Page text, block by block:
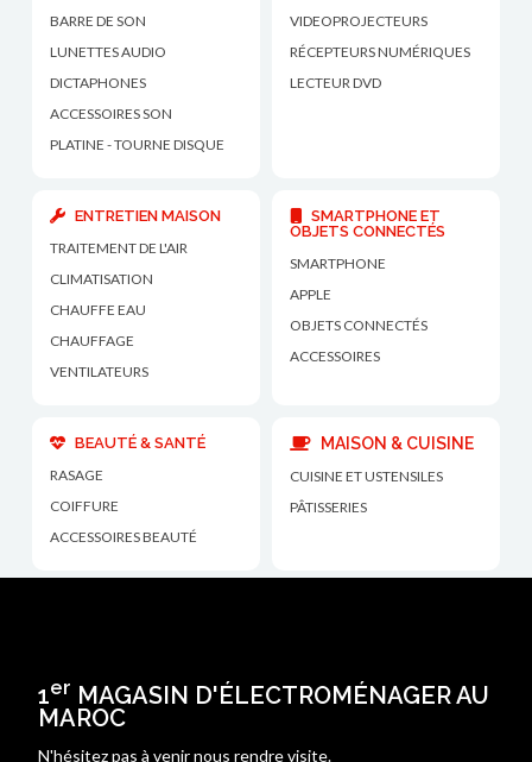
BARRE DE SON
LUNETTES AUDIO
DICTAPHONES
ACCESSOIRES SON
PLATINE - TOURNE DISQUE
VIDEOPROJECTEURS
RÉCEPTEURS NUMÉRIQUES
LECTEUR DVD
ENTRETIEN MAISON
TRAITEMENT DE L'AIR
CLIMATISATION
CHAUFFE EAU
CHAUFFAGE
VENTILATEURS
SMARTPHONE ET
OBJETS CONNECTÉS
SMARTPHONE
APPLE
OBJETS CONNECTÉS
ACCESSOIRES
BEAUTÉ & SANTÉ
RASAGE
COIFFURE
ACCESSOIRES BEAUTÉ
MAISON & CUISINE
CUISINE ET USTENSILES
PÂTISSERIES
1er MAGASIN D'ÉLECTROMÉNAGER AU
MAROC
N'hésitez pas à venir nous rendre visite.